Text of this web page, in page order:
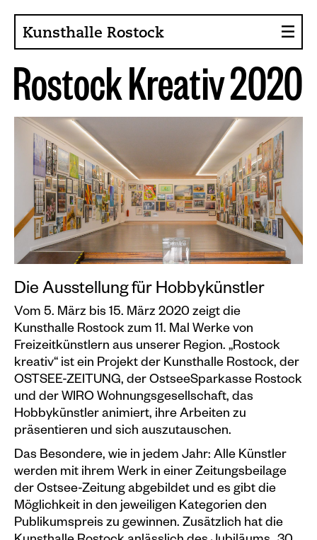
Kunsthalle Rostock
Über die Kunsthalle
Sammlung
Ansprechpartner
Förderer, Projekte
Presse
Café im Gräsergarten
Aktuelles
News
Veranstaltungskalender
Information
Besuch
Programm & Führungen
Museumspädagogik
Ausstellungen
Aktuell
RostockKreativ2020
Die Ausstellung für Hobbykünstler
Vom 5. März bis 15. März 2020 zeigt die
Kunsthalle Rostock zum 11. Mal Werke von
Freizeitkünstlern aus unserer Region. „Rostock
kreativ“ ist ein Projekt der Kunsthalle Rostock, der
OSTSEE-ZEITUNG, der OstseeSparkasse Rostock
und der WIRO Wohnungsgesellschaft, das
Hobbykünstler animiert, ihre Arbeiten zu
präsentieren und sich auszutauschen.
Das Besondere, wie in jedem Jahr: Alle Künstler
werden mit ihrem Werk in einer Zeitungsbeilage
der Ostsee-Zeitung abgebildet und es gibt die
Möglichkeit in den jeweiligen Kategorien den
Publikumspreis zu gewinnen. Zusätzlich hat die